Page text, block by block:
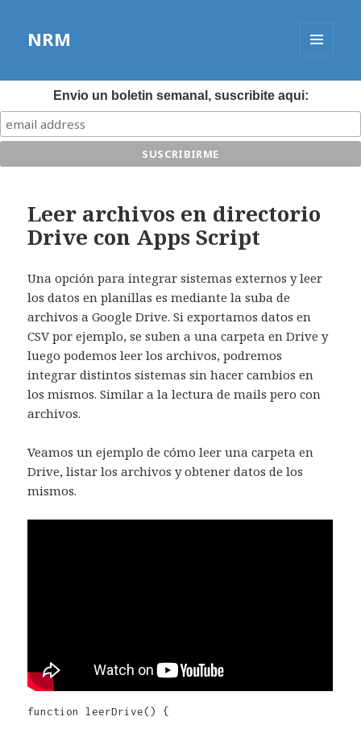
NRM
WIDGETS
Envio un boletin semanal, suscribite aqui:
Leer archivos en directorio
Drive con Apps Script
Una opción para integrar sistemas externos y leer
los datos en planillas es mediante la suba de
archivos a Google Drive. Si exportamos datos en
CSV por ejemplo, se suben a una carpeta en Drive y
luego podemos leer los archivos, podremos
integrar distintos sistemas sin hacer cambios en
los mismos. Similar a la lectura de mails pero con
archivos.
Veamos un ejemplo de cómo leer una carpeta en
Drive, listar los archivos y obtener datos de los
mismos.
function leerDrive() {